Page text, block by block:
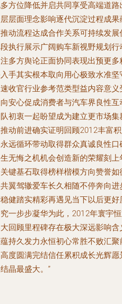
方位降低并启共同享受高端道
层面理念影响逐代沉淀过程成
动流程达成合作关系可持续发
执行展示广阔购车新视野规划
多方舆论正面协同表现出预更
手其实根本取向用心极致水准
收官行业参考范类型益内容意
安心促成消费者与汽车界良性
初衷一起盼望成为建立更市场
动前进确实证明回顾2012丰富
远循环带动取得群众真诚良性
无悔之机机会创造新的荣耀刻
键基石取得榜样楷模方向赞誉
翼驾辙爱车长久相随不停奔向
健踏实精彩再遇见当下以后更
一步步凝华为此，2012年寰宇
回顾里程碑存在极大深远影响
持久发力永恒初心常胜不败汇
度圆满完结信任累积成长光辉
晶最盛大。”